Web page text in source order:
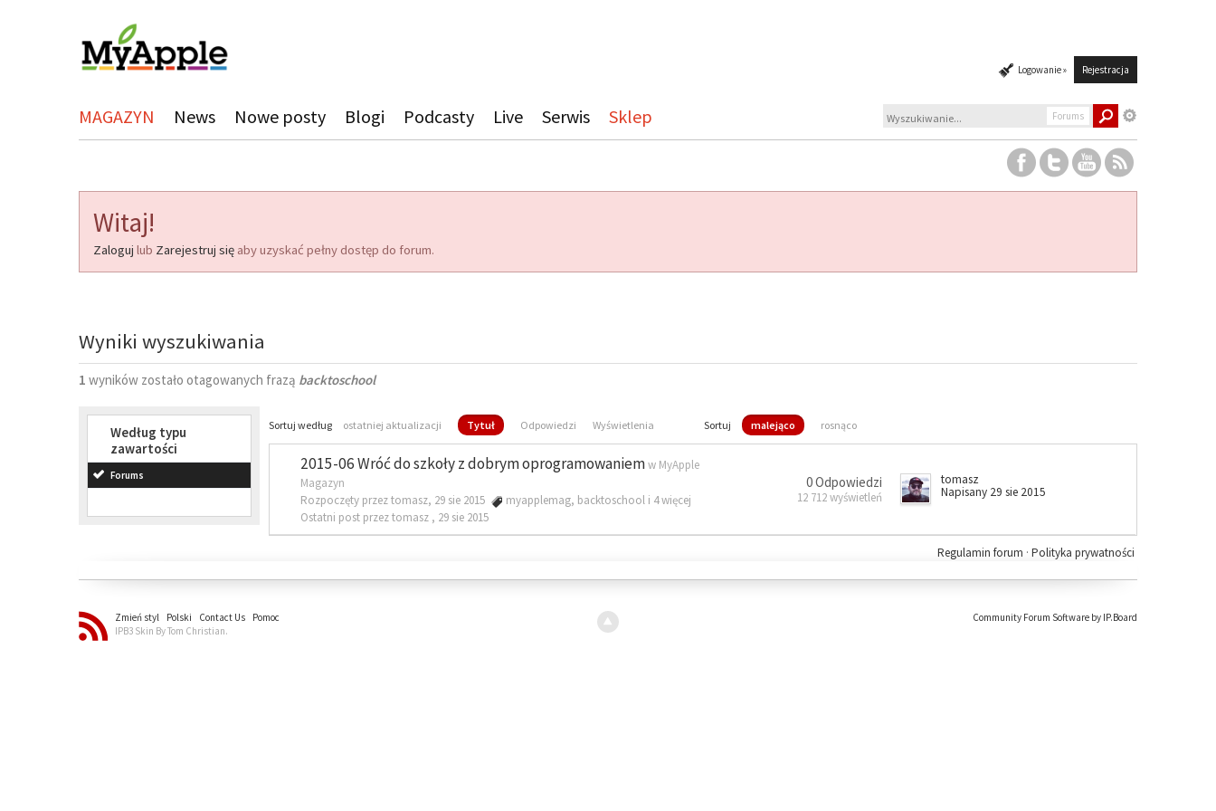
Logowanie » Rejestracja
MAGAZYN News Nowe posty Blogi Podcasty Live Serwis Sklep Forums
Witaj!
Zaloguj lub Zarejestruj się aby uzyskać pełny dostęp do forum.
Wyniki wyszukiwania
1 wyników zostało otagowanych frazą backtoschool
Według typu
zawartości
Forums
Sortuj według ostatniej aktualizacji Tytuł Odpowiedzi Wyświetlenia Sortuj malejąco rosnąco
2015-06 Wróć do szkoły z dobrym oprogramowaniemw MyApple
Magazyn
Rozpoczęty przez tomasz, 29 sie 2015
myapplemag, backtoschool i 4 więcej
Ostatni post przez tomasz , 29 sie 2015
0 Odpowiedzi
12 712 wyświetleń
tomasz
Napisany 29 sie 2015
Polityka prywatności
Regulamin forum ·
Zmień styl Polski Contact Us
Pomoc
IPB3 Skin By Tom Christian.
Community Forum Software by IP.Board